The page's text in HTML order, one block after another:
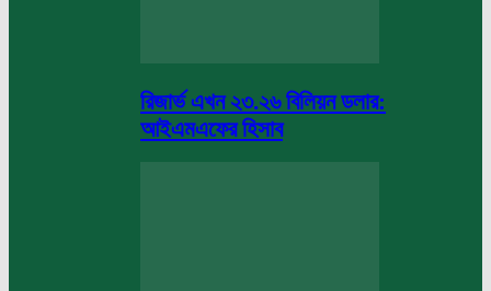
রিজার্ভ এখন ২৩.২৬ বিলিয়ন ডলার:
আইএমএফের হিসাব